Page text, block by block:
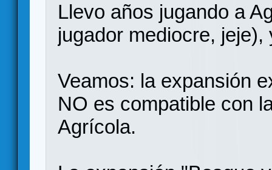
Llevo años jugando a
jugador mediocre, jeje),
Veamos: la expansión
NO es compatible con
Agrícola.